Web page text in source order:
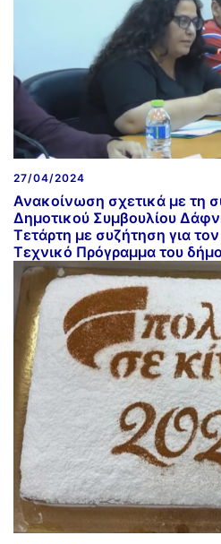
27/04/2024
Ανακοίνωση σχετικά με τη
Δημοτικού Συμβουλίου
Τετάρτη με συζήτηση για
Τεχνικό Πρόγραμμα του